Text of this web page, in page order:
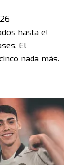
hasta el
El
nada más.